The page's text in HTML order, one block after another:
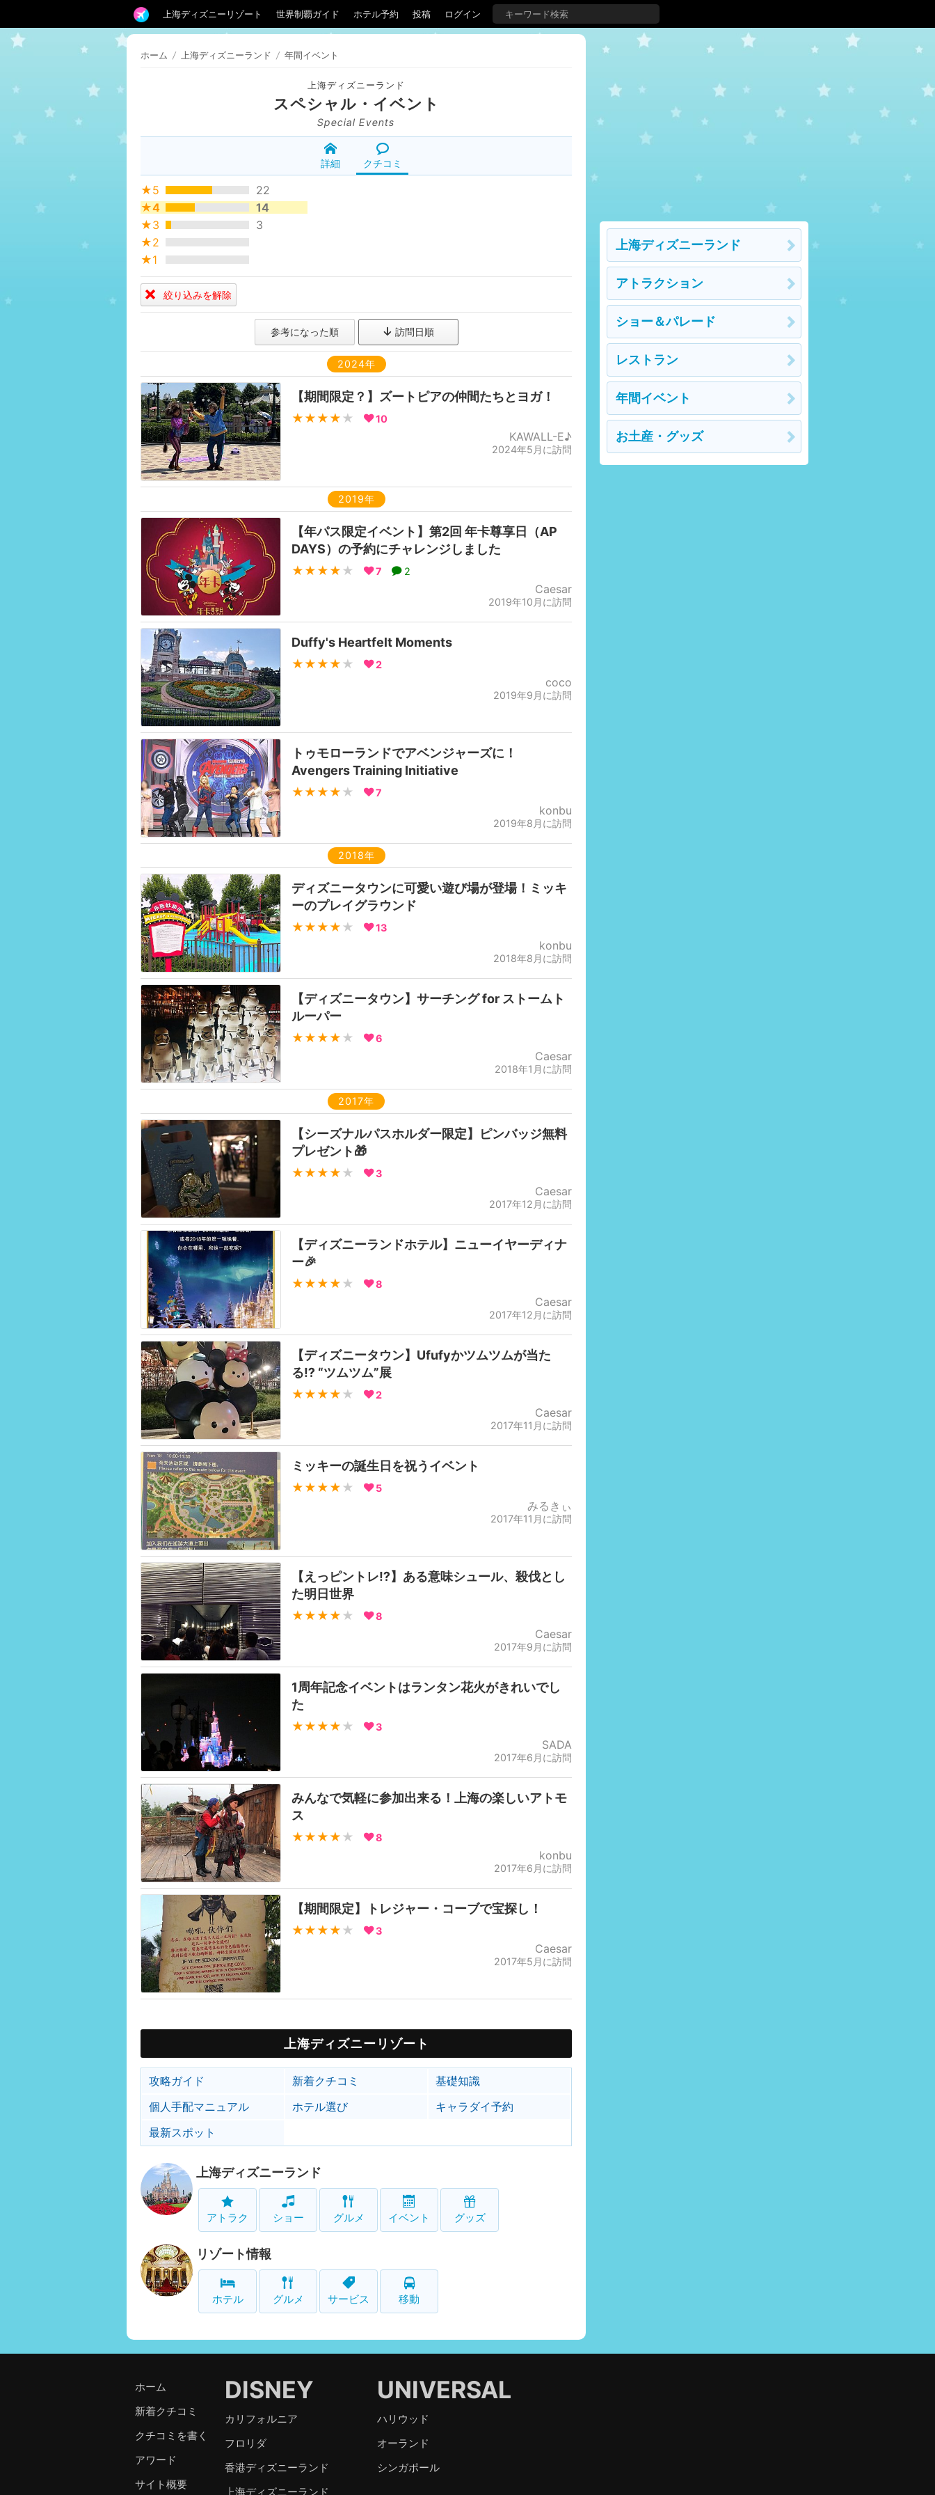
上海ディズニーリゾート 世界制覇ガイド ホテル予約 投稿 ログイン
ホーム / 上海ディズニーランド / 年間イベント
上海ディズニーランド
スペシャル・イベント
Special Events
詳細 クチコミ
★5
22
★4
14
★3
3
★2
★1
絞り込みを解除
参考になった順 訪問日順
2024年
【期間限定？】ズートピアの仲間たちとヨガ！
★★★★ ★ 10
KAWALL-E♪
2024年5月に訪問
2019年
【年パス限定イベント】第2回 年卡尊享日（AP
DAYS）の予約にチャレンジしました
★★★★ ★ 7 2
Caesar
2019年10月に訪問
Duffy's Heartfelt Moments
★★★★ ★ 2
coco
2019年9月に訪問
トゥモローランドでアベンジャーズに！
Avengers Training Initiative
★★★★ ★ 7
konbu
2019年8月に訪問
2018年
ディズニータウンに可愛い遊び場が登場！ミッキ
ーのプレイグラウンド
★★★★ ★ 13
konbu
2018年8月に訪問
【ディズニータウン】サーチング for ストームト
ルーパー
★★★★ ★ 6
Caesar
2018年1月に訪問
2017年
【シーズナルパスホルダー限定】ピンバッジ無料
プレゼント🎁
★★★★ ★ 3
Caesar
2017年12月に訪問
【ディズニーランドホテル】ニューイヤーディナ
ー🎉
★★★★ ★ 8
Caesar
2017年12月に訪問
【ディズニータウン】Ufufyかツムツムが当た
る⁉️ “ツムツム”展
★★★★ ★ 2
Caesar
2017年11月に訪問
ミッキーの誕生日を祝うイベント
★★★★ ★ 5
みるきぃ
2017年11月に訪問
【えっピントレ⁉️】ある意味シュール、殺伐とし
た明日世界
★★★★ ★ 8
Caesar
2017年9月に訪問
1周年記念イベントはランタン花火がきれいでし
た
★★★★ ★ 3
SADA
2017年6月に訪問
みんなで気軽に参加出来る！上海の楽しいアトモ
ス
★★★★ ★ 8
konbu
2017年6月に訪問
【期間限定】トレジャー・コーブで宝探し！
★★★★ ★ 3
Caesar
2017年5月に訪問
上海ディズニーリゾート
攻略ガイド 新着クチコミ
基礎知識
個人手配マニュアル
ホテル選び
キャラダイ予約
最新スポット
上海ディズニーランド
アトラク ショー グルメ イベント グッズ
リゾート情報
ホテル グルメ サービス 移動
上海ディズニーランド
アトラクション
ショー＆パレード
レストラン
年間イベント
お土産・グッズ
ホーム
新着クチコミ
クチコミを書く
アワード
サイト概要
DISNEY
カリフォルニア
フロリダ
香港ディズニーランド
上海ディズニーランド
UNIVERSAL
ハリウッド
オーランド
シンガポール